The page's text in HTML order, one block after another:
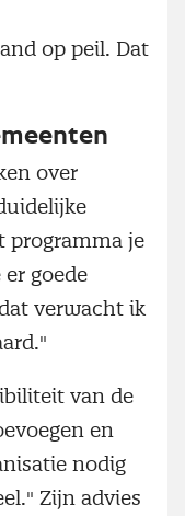
op peil. Dat
over
programma je
goede
verwacht ik
van de
en
nodig
Zijn advies